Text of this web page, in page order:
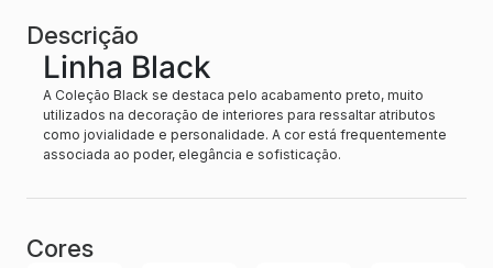
Descrição
Linha Black
A Coleção Black se destaca pelo acabamento preto, muito
utilizados na decoração de interiores para ressaltar atributos
como jovialidade e personalidade. A cor está frequentemente
associada ao poder, elegância e sofisticação.
Cores